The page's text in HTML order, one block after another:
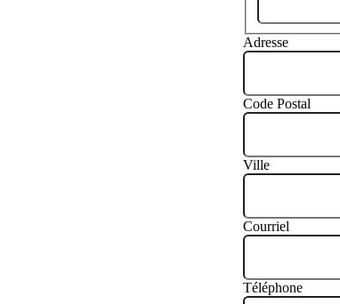
Adresse
Code Postal
Ville
Courriel
Téléphone